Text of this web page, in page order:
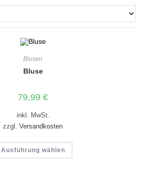
Blusen
Bluse
79,99 €
inkl. MwSt.
zzgl. Versandkosten
Ausführung wählen